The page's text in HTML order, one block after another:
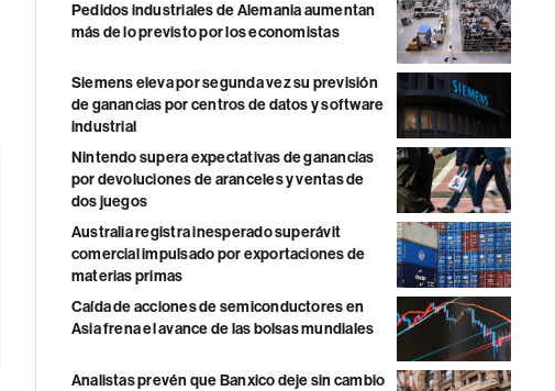
Pedidos industriales de Alemania aumentan
más de lo previsto por los economistas
Siemens eleva por segunda vez su previsión
de ganancias por centros de datos y software
industrial
Nintendo supera expectativas de ganancias
por devoluciones de aranceles y ventas de
dos juegos
Australia registra inesperado superávit
comercial impulsado por exportaciones de
materias primas
Caída de acciones de semiconductores en
Asia frena el avance de las bolsas mundiales
Analistas prevén que Banxico deje sin cambio